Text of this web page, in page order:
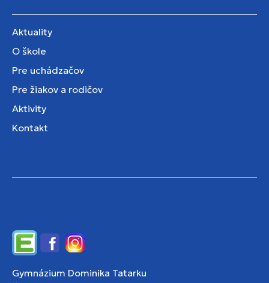
Aktuality
O škole
Pre uchádzačov
Pre žiakov a rodičov
Aktivity
Kontakt
EdupageFacebookInstagram
Gymnázium Dominika Tatarku